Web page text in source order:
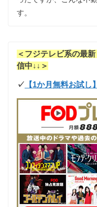
す。
＜ フジテレビ系の最
信中↓↓＞
✓ 【1か月無料お試し